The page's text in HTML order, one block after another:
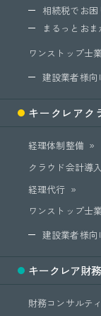
相続税でお困
まるっとお
ワンストップ士
建設業者様向
キークレアク
経理体制整備
クラウド会計導
経理代行
ワンストップ士
建設業者様向
キークレア財
財務コンサルテ